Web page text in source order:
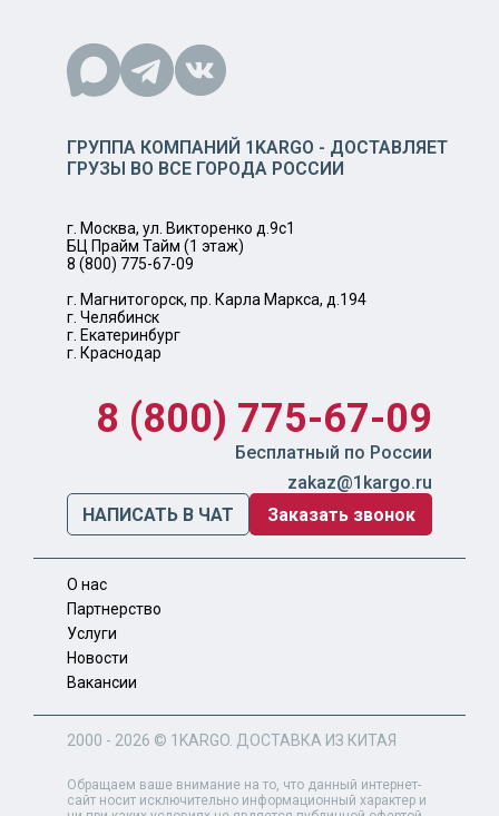
ГРУППА КОМПАНИЙ 1KARGO - ДОСТАВЛЯЕТ
ГРУЗЫ ВО ВСЕ ГОРОДА РОССИИ
г. Москва, ул. Викторенко д.9с1
БЦ Прайм Тайм (1 этаж)
8 (800) 775-67-09
г. Магнитогорск, пр. Карла Маркса, д.194
г. Челябинск
г. Екатеринбург
г. Краснодар
8 (800) 775-67-09
Бесплатный по России
zakaz@1kargo.ru
НАПИСАТЬ В ЧАТ
Заказать звонок
О нас
Партнерство
Услуги
Новости
Вакансии
2000 - 2026 © 1KARGO . ДОСТАВКА ИЗ КИТАЯ
Обращаем ваше внимание на то, что данный интернет-
сайт носит исключительно информационный характер и